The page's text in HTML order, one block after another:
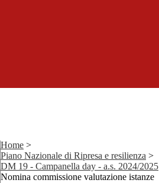
Home >
Piano Nazionale di Ripresa e resilienza >
DM 19 - Campanella day - a.s. 2024/2025
Nomina commissione valutazione istanze